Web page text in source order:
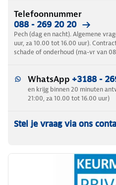
Telefoonnummer
088 - 269 20 20
Pech (dag en nacht). Algemene
uur, za 10.00 tot 16.00 uur).
schade of onderhoud (ma-vr van
WhatsApp +3188 -
en krijg binnen 20 minuten
21:00, za 10.00 tot 16.00 uur)
Stel je vraag via ons